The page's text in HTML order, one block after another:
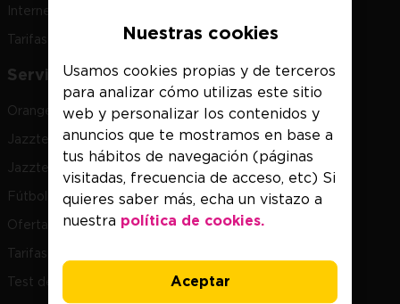
Internet segunda residencia
Tarifas Jazztel
Servicios destacados
Orange TV Libre
Jazztel TV con Netflix
Jazztel TV con Prime y HBO Max
Fútbol Jazztel
Ofertas Jazztel
Tarifas Roaming
Test de velocidad
Nuestras cookies
Usamos cookies propias y de terceros
para analizar cómo utilizas este sitio
web y personalizar los contenidos y
anuncios que te mostramos en base a
tus hábitos de navegación (páginas
visitadas, frecuencia de acceso, etc) Si
quieres saber más, echa un vistazo a
nuestra política de cookies.
Aceptar